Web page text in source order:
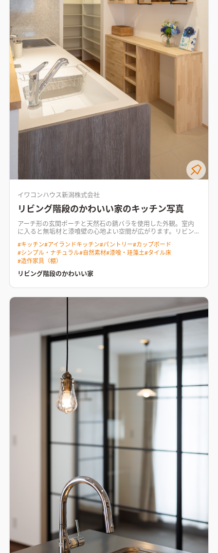
イワコンハウス新潟株式会社
リビング階段のかわいい家のキッチン写真
アーチ形の玄関ポーチと天然石の錆バラを使用した外観。室内
に入ると無垢材と漆喰壁の心地よい空間が広がります。リビング
ぐ陽の光がお部屋を明るく照らします。自然素材の風合いと質感
が、奥様こだわりの小物や照明とマッチし、オシャレで可愛ら
しい雰囲気のお家となりました。
#キッチン#アイランドキッチン#パントリー#カップボード
#シンプル・ナチュラル#自然素材#漆喰・珪藻土#タイル床
#造作家具（棚）
リビング階段のかわいい家